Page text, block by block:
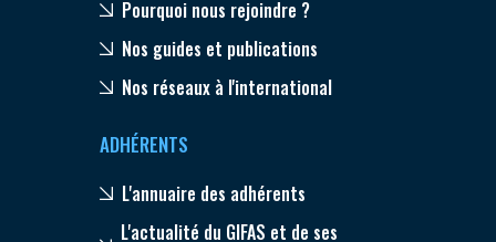
Pourquoi nous rejoindre ?
Nos guides et publications
Nos réseaux à l'international
ADHÉRENTS
L'annuaire des adhérents
L'actualité du GIFAS et de ses